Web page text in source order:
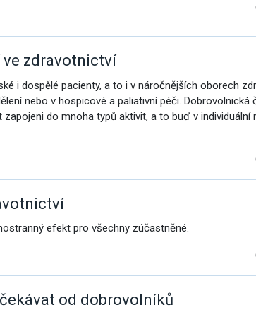
ve zdravotnictví
i dospělé pacienty, a to i v náročnějších oborech
nebo v hospicové a paliativní péči. Dobrovolnická
do mnoha typů aktivit, a to buď v individuální
efekt pro všechny zúčastněné.
od dobrovolníků